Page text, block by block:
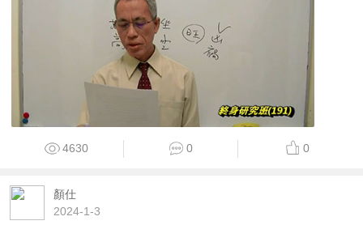
4630 0 0
顏仕
2024-1-3